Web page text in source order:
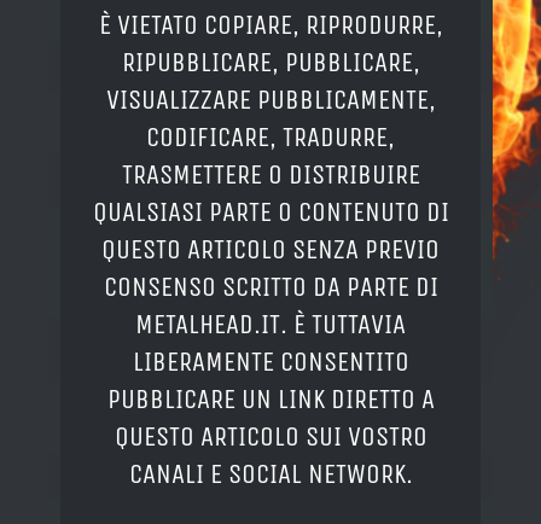
È VIETATO COPIARE, RIPRODURRE,
RIPUBBLICARE, PUBBLICARE,
VISUALIZZARE PUBBLICAMENTE,
CODIFICARE, TRADURRE,
TRASMETTERE O DISTRIBUIRE
QUALSIASI PARTE O CONTENUTO DI
QUESTO ARTICOLO SENZA PREVIO
CONSENSO SCRITTO DA PARTE DI
METALHEAD.IT. È TUTTAVIA
LIBERAMENTE CONSENTITO
PUBBLICARE UN LINK DIRETTO A
QUESTO ARTICOLO SUI VOSTRO
CANALI E SOCIAL NETWORK.